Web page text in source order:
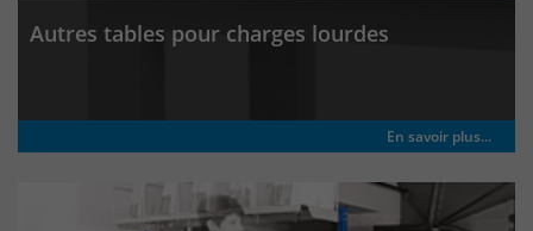
Autres tables pour charges lourdes
En savoir plus...